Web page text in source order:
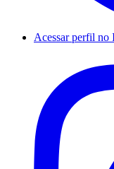
Acessar perfil no